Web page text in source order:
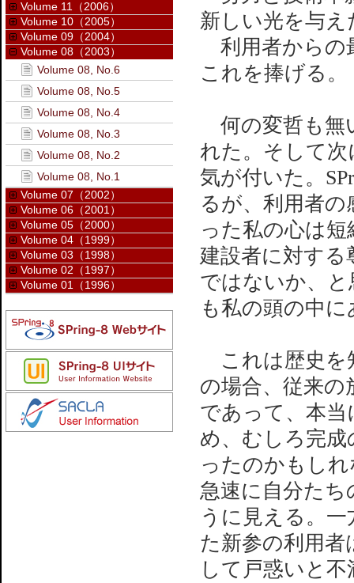
新しい光を与え
利用者からの
これを捧げる。
何の変哲も無
れた。そして次
気が付いた。
るが、利用者
った私の心は短
建設者に対す
ではないか、
も私の頭の中に
これは歴史を
の場合、従来の
であって、本
め、むしろ完
ったのかもし
急速に自分た
うに見える。
た新参の利用
して戸惑いと
Volume 11（2006）
Volume 10（2005）
Volume 09（2004）
Volume 08（2003）
Volume 08, No.6
Volume 08, No.5
Volume 08, No.4
Volume 08, No.3
Volume 08, No.2
Volume 08, No.1
Volume 07（2002）
Volume 06（2001）
Volume 05（2000）
Volume 04（1999）
Volume 03（1998）
Volume 02（1997）
Volume 01（1996）